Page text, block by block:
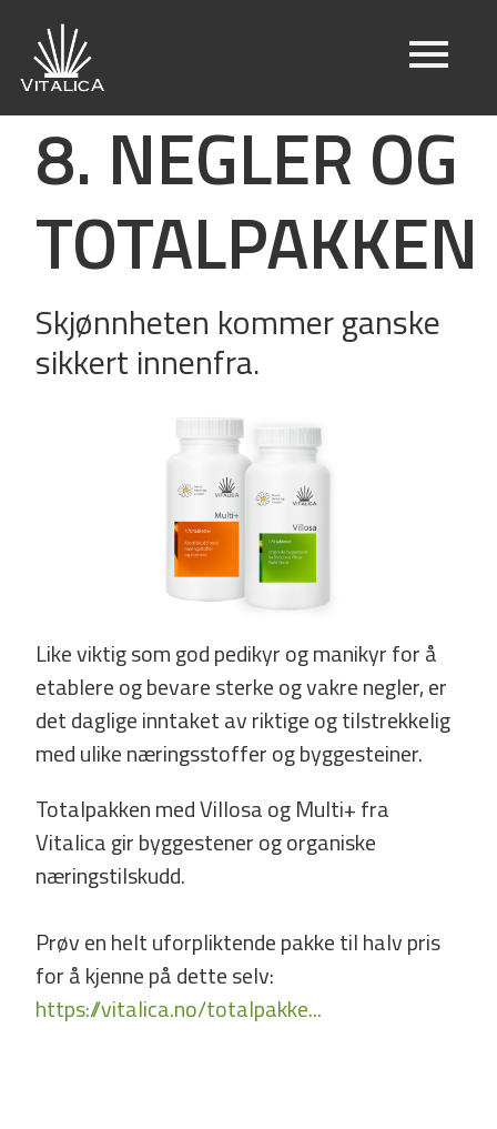
8. NEGLER OG
TOTALPAKKEN
Skjønnheten kommer ganske
sikkert innenfra.
Like viktig som god pedikyr og manikyr for å
etablere og bevare sterke og vakre negler, er
det daglige inntaket av riktige og tilstrekkelig
med ulike næringsstoffer og byggesteiner.
Totalpakken med Villosa og Multi+ fra
Vitalica gir byggestener og organiske
næringstilskudd.
Prøv en helt uforpliktende pakke til halv pris
for å kjenne på dette selv:
https://vitalica.no/totalpakke...